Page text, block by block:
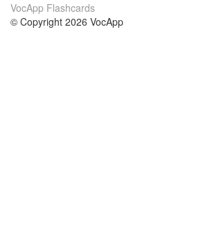
VocApp Flashcards
© Copyright 2026 VocApp